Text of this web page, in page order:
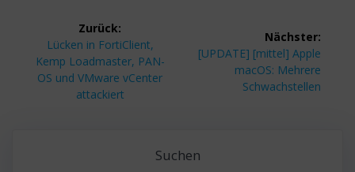
Beitragsnavigation
Zurück:
Vorheriger
Beitrag:
Lücken in FortiClient,
Kemp Loadmaster, PAN-
OS und VMware vCenter
attackiert
Nächster:
Nächster
Beitrag:
[UPDATE] [mittel] Apple
macOS: Mehrere
Schwachstellen
Suchen